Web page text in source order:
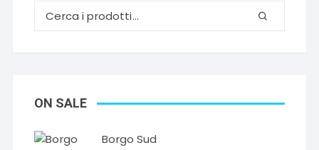
ON SALE
Borgo Sud